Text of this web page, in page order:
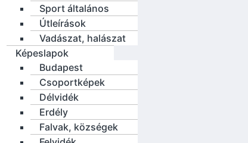
Sport általános
Útleírások
Vadászat, halászat
Képeslapok
Budapest
Csoportképek
Délvidék
Erdély
Falvak, községek